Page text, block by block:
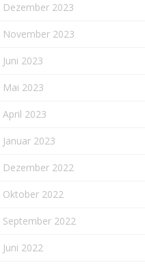
Dezember 2023
November 2023
Juni 2023
Mai 2023
April 2023
Januar 2023
Dezember 2022
Oktober 2022
September 2022
Juni 2022